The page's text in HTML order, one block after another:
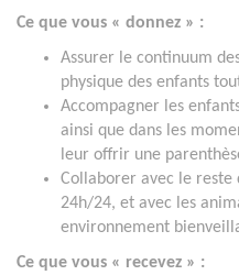
Ce que vous « donnez » :
Assurer le continuum
physique des enfants
Accompagner les
ainsi que dans les
leur offrir une
Collaborer avec le reste
24h/24, et avec les
environnement
Ce que vous « recevez » :